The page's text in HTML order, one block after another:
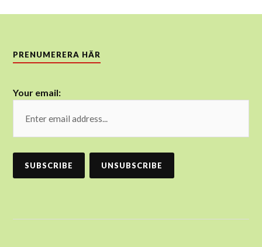
PRENUMERERA HÄR
Your email: